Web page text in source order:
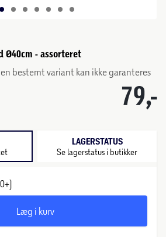
Ø40cm - assorteret
bestemt variant kan ikke garanteres
79,-
LAGERSTATUS
Se lagerstatus i butikker
Læg i kurv